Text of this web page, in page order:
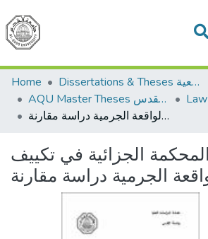
Communities &
All of DSpace
Home
Dissertations & Theses الرسائل الجامعية
AQU Master Theses الرسائل الجامعية الخاصة بجامعة القدس
سلطة المحكمة الجزائية في تكييف الواقعة الجرمية دراسة مقارنة
الجزائية في تكييف
الجرمية دراسة مقارنة